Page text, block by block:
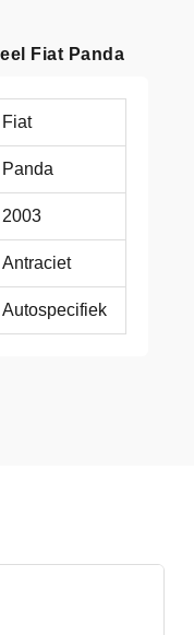
Fiat Panda
Fiat
Panda
2003
Antraciet
Autospecifiek